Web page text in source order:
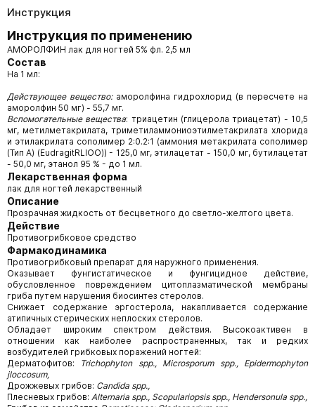
Инструкция
Инструкция по применению
АМОРОЛФИН лак для ногтей 5% фл. 2,5 мл
Состав
На 1 мл:
Действующее вещество:аморолфина гидрохлорид (в пересчете на
аморолфин 50 мг) - 55,7 мг.
Вспомогательные вещества: триацетин (глицерола триацетат) - 10,5
мг, метилметакрилата, триметиламмониоэтилметакрилата хлорида
и этилакрилата сополимер 2:0.2:1 (аммония метакрилата сополимер
(Тип A) (EudragitRLIOO)) - 125,0 мг, этилацетат - 150,0 мг, бутилацетат
- 50,0 мг, этанол 95 % - до 1 мл.
Лекарственная форма
лак для ногтей лекарственный
Описание
Прозрачная жидкость от бесцветного до светло-желтого цвета.
Действие
Противогрибковое средство
Фармакодинамика
Противогрибковый препарат для наружного применения.
Оказывает фунгистатическое и фунгицидное действие,
обусловленное повреждением цитоплазматической мембраны
гриба путем нарушения биосинтез стеролов.
Снижает содержание эргостерола, накапливается содержание
атипичных стерических неплоских стеролов.
Обладает широким спектром действия. Высокоактивен в
отношении как наиболее распространенных, так и редких
возбудителей грибковых поражений ногтей:
Дерматофитов:
Trichophyton spp., Microsporum spp., Epidermophyton
jloccosum,
Дрожжевых грибов: Candida spp.,
Плесневых грибов: Alternaria spp., Scopulariopsis spp., Hendersonula spp.,